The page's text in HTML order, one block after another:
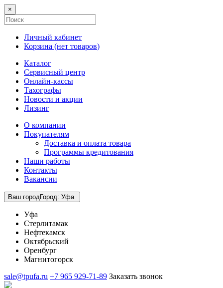
×
Личный кабинет
Корзина (нет товаров)
Каталог
Сервисный центр
Онлайн-кассы
Тахографы
Новости и акции
Лизинг
О компании
Покупателям
Доставка и оплата товара
Программы кредитования
Наши работы
Контакты
Вакансии
Ваш городГород: Уфа
Уфа
Стерлитамак
Нефтекамск
Октябрьский
Оренбург
Магнитогорск
sale@tpufa.ru +7 965 929-71-89 Заказать звонок